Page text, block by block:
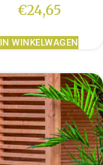
€24,65
IN WINKELWAGEN